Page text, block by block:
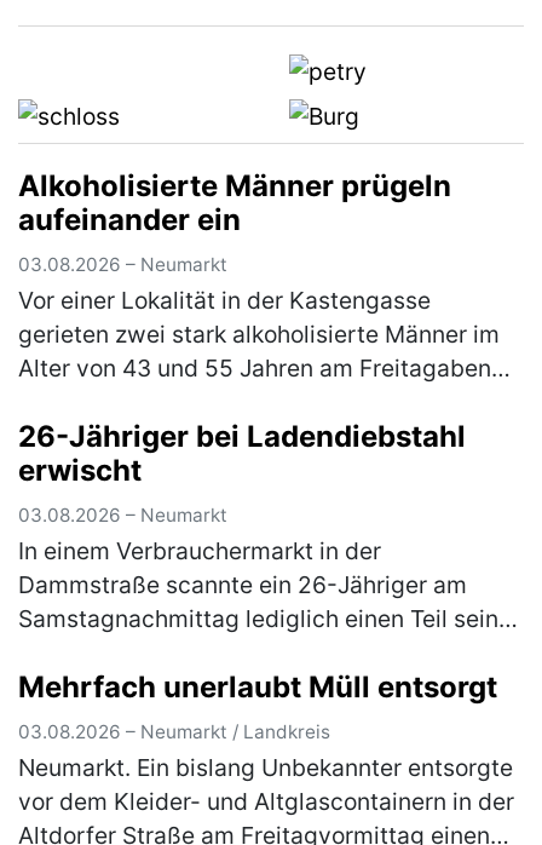
Alkoholisierte Männer prügeln
aufeinander ein
03.08.2026 – Neumarkt
Vor einer Lokalität in der Kastengasse
gerieten zwei stark alkoholisierte Männer im
Alter von 43 und 55 Jahren am Freitagabend
gegenseitig aufeinander ein…(mehr)
26-Jähriger bei Ladendiebstahl
erwischt
03.08.2026 – Neumarkt
In einem Verbrauchermarkt in der
Dammstraße scannte ein 26-Jähriger am
Samstagnachmittag lediglich einen Teil seines
scannte er nicht und wollte den Laden ohne
d…(mehr)
Mehrfach unerlaubt Müll entsorgt
03.08.2026 – Neumarkt / Landkreis
Neumarkt. Ein bislang Unbekannter entsorgte
vor dem Kleider- und Altglascontainern in der
Altdorfer Straße am Freitagvormittag einen